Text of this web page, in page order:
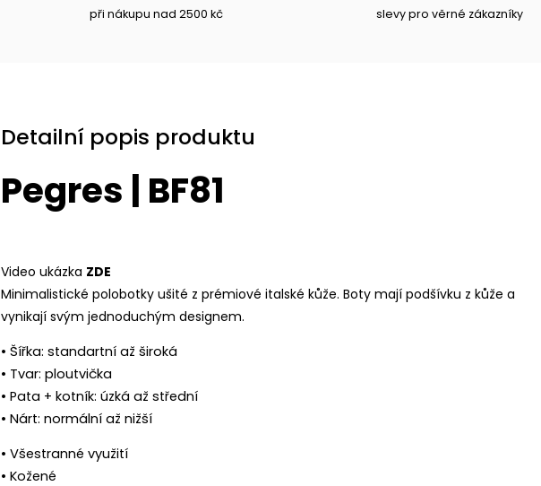
při nákupu nad 2500 kč slevy pro věrné zákazníky
Detailní popis produktu
Pegres | BF81
Video ukázka ZDE
Minimalistické polobotky ušité z prémiové italské kůže. Boty mají podšívku z kůže a
vynikají svým jednoduchým designem.
• Šířka: standartní až široká
• Tvar: ploutvička
• Pata + kotník: úzká až střední
• Nárt: normální až nižší
• Všestranné využití
• Kožené